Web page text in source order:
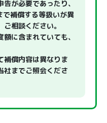
が必要であったり、
補償する等扱いが異
相談ください。
に含まれていても、
償内容は異なりま
社までご照会くださ